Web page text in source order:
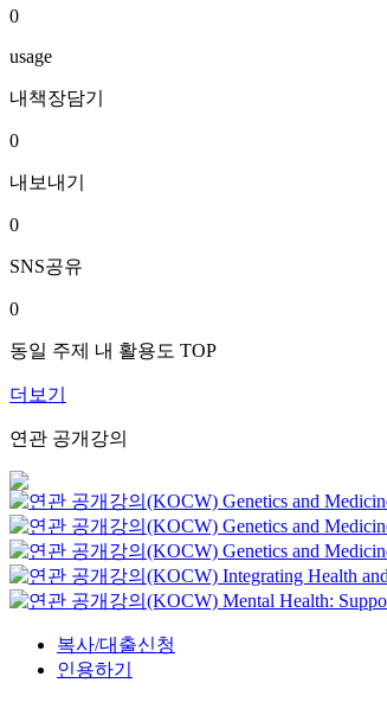
0
usage
내책장담기
0
내보내기
0
SNS공유
0
동일 주제 내 활용도 TOP
더보기
연관 공개강의
Genetics and
Genetics and
Genetics and
Integrating Health
Mental Health:
복사/대출신청
인용하기